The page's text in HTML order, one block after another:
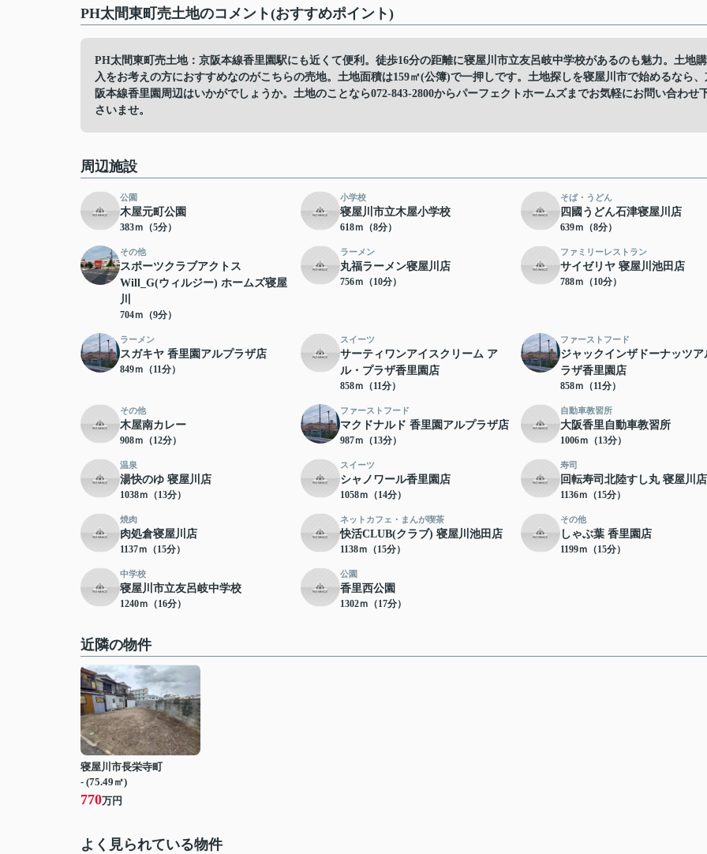
PH太間東町売土地のコメント(おすすめポイント)
PH太間東町売土地：京阪本線香里園駅にも近くて便利。徒歩16分の距離に寝屋川市立友呂岐中学校があるのも魅力。土地購
入をお考えの方におすすめなのがこちらの売地。土地面積は159㎡(公簿)で一押しです。土地探しを寝屋川市で始めるなら、
阪本線香里園周辺はいかがでしょうか。土地のことなら072-843-2800からパーフェクトホームズまでお気軽にお問い合わせ
さいませ。
周辺施設
公園
木屋元町公園
383ｍ（5分）
小学校
寝屋川市立木屋小学校
618ｍ（8分）
そば・うどん
四國うどん石津寝屋川店
639ｍ（8分）
その他
スポーツクラブアクトス
Will_G(ウィルジー) ホームズ寝屋
川
704ｍ（9分）
ラーメン
丸福ラーメン寝屋川店
756ｍ（10分）
ファミリーレストラン
サイゼリヤ 寝屋川池田店
788ｍ（10分）
ラーメン
スガキヤ 香里園アルプラザ店
849ｍ（11分）
スイーツ
サーティワンアイスクリーム ア
ル・プラザ香里園店
858ｍ（11分）
ファーストフード
ジャックインザドーナッツア
ラザ香里園店
858ｍ（11分）
その他
木屋南カレー
908ｍ（12分）
ファーストフード
マクドナルド 香里園アルプラザ店
987ｍ（13分）
自動車教習所
大阪香里自動車教習所
1006ｍ（13分）
温泉
湯快のゆ 寝屋川店
1038ｍ（13分）
スイーツ
シャノワール香里園店
1058ｍ（14分）
寿司
回転寿司北陸すし丸 寝屋川店
1136ｍ（15分）
焼肉
肉処倉寝屋川店
1137ｍ（15分）
ネットカフェ・まんが喫茶
快活CLUB(クラブ) 寝屋川池田店
1138ｍ（15分）
その他
しゃぶ葉 香里園店
1199ｍ（15分）
中学校
寝屋川市立友呂岐中学校
1240ｍ（16分）
公園
香里西公園
1302ｍ（17分）
近隣の物件
寝屋川市長栄寺町
- (75.49㎡)
770万円
よく見られている物件